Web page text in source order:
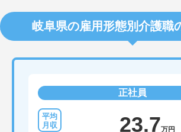
岐阜県の雇用形態別介護職
正社員
23.7万円